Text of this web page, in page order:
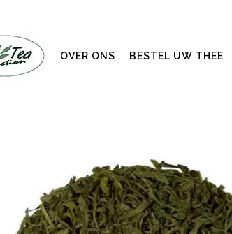
OVER ONS BESTEL UW THEE